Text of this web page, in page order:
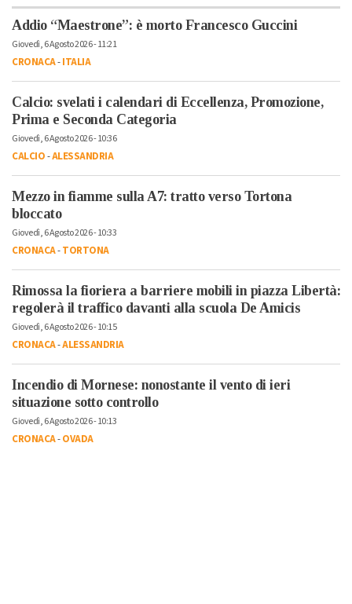
Addio “Maestrone”: è morto Francesco Guccini
Giovedì, 6 Agosto 2026 - 11:21
CRONACA-ITALIA
Calcio: svelati i calendari di Eccellenza, Promozione,
Prima e Seconda Categoria
Giovedì, 6 Agosto 2026 - 10:36
CALCIO-ALESSANDRIA
Mezzo in fiamme sulla A7: tratto verso Tortona
bloccato
Giovedì, 6 Agosto 2026 - 10:33
CRONACA-TORTONA
Rimossa la fioriera a barriere mobili in piazza Libertà:
regolerà il traffico davanti alla scuola De Amicis
Giovedì, 6 Agosto 2026 - 10:15
CRONACA-ALESSANDRIA
Incendio di Mornese: nonostante il vento di ieri
situazione sotto controllo
Giovedì, 6 Agosto 2026 - 10:13
CRONACA-OVADA